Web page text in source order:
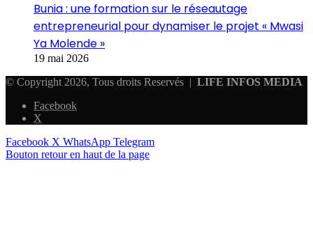
Bunia : une formation sur le réseautage
entrepreneurial pour dynamiser le projet « Mwasi
Ya Molende »
19 mai 2026
© Copyright 2026, Tous droits Reservés | LIFE INFOS MEDIA
Facebook
X
Facebook X WhatsApp Telegram
Bouton retour en haut de la page